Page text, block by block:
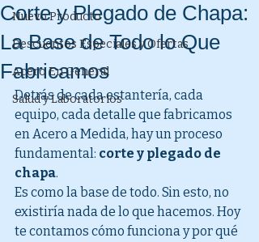
Nuevo Producto
Descuentos Especiales y Ofertas
Acero En General
Salud y Laboratorios
Corte y Plegado de Chapa:
La Base de Todo lo Que
Fabricamos
Detrás de cada estantería, cada
equipo, cada detalle que fabricamos
en Acero a Medida, hay un proceso
fundamental: corte y plegado de
chapa.
Es como la base de todo. Sin esto, no
existiría nada de lo que hacemos. Hoy
te contamos cómo funciona y por qué